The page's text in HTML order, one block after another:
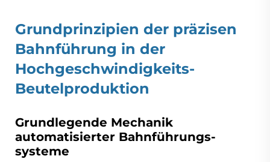
Grundprinzipien der präzisen
Bahnführung in der
Hochgeschwindigkeits-
Beutelproduktion
Grundlegende Mechanik
automatisierter Bahnführungs­
systeme